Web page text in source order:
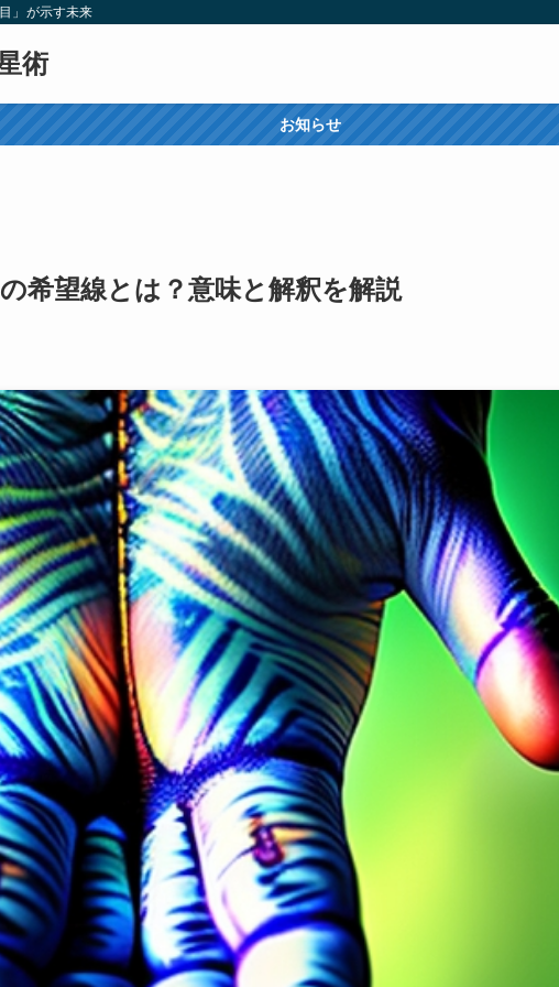
」が示す未来
術
お知らせ
希望線とは？意味と解釈を解説